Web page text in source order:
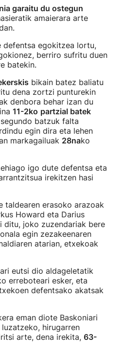
garaitu du ostegun
amaierara arte
defentsa egokitzea lortu,
berriro sufritu duen
batekin.
bikain batez baliatu
dena zortzi punturekin
denbora behar izan du
11-2ko partzial batek
batzuk falta
egin dira eta lehen
markagailuak 28nako
igo dute defentsa eta
irekitzen hasi
taldearen erasoko arazoak
Howard eta Darius
ditu, joko zuzendariak bere
egin zezakeenaren
atarian, etxekoak
eutsi dio aldageletatik
erreboteari esker, eta
defentsako akatsak
eman diote Baskoniari
hirugarren
arte, dena irekita, 63-